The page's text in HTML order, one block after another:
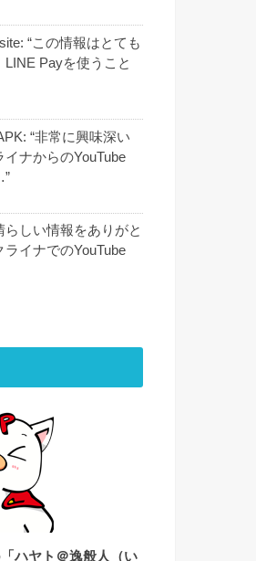
: “この情報はとても
Payを使うこと
: “非常に興味深い
ナからのYouTube
”
らしい情報をありがと
イナでのYouTube
「ハヤト＠逸般人（い